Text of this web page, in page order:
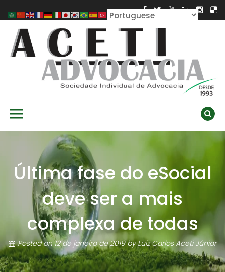
to
content
Última fase do eSocial
deve ser a mais
complexa de todas
Posted on12 de janeiro de 2019byLuiz Carlos Aceti Júnior